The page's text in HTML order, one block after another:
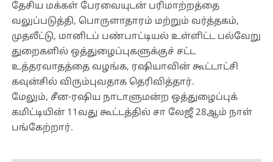
தேசிய மக்கள் பேரவையுடன் பரிமாற்றத்தை
வலுப்படுத்தி, பொருளாதாரம் மற்றும் வர்த்தகம்,
முதலீட்டு, மானிடப் பண்பாட்டியல் உள்ளிட்ட பல்வேறு
துறைகளில் ஒத்துழைப்புகளுக்குச் சட்ட
உத்தரவாதத்தை வழங்க, ரஷியாவின் கூட்டாட்சி
கவுன்சில் விரும்புவதாக தெரிவித்தார்.
மேலும், சீன-ரஷிய நாடாளுமன்ற ஒத்துழைப்புக்
கமிட்டியின் 11வது கூட்டத்தில் சா லேஜீ 28ஆம் நாள்
பங்கேற்றார்.